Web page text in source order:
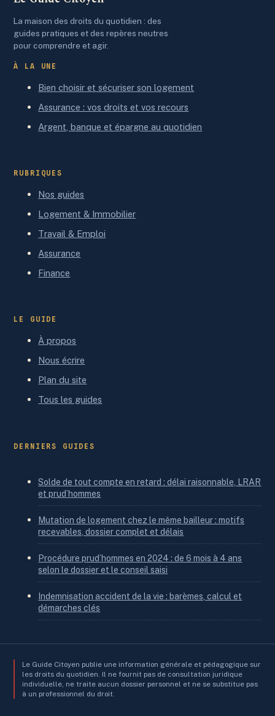
La maison des droits du quotidien : des
guides pratiques et des repères neutres
pour comprendre et agir.
À LA UNE
Bien choisir et sécuriser son logement
Assurance : vos droits et vos recours
Argent, banque et épargne au quotidien
RUBRIQUES
Nos guides
Logement & Immobilier
Travail & Emploi
Assurance
Finance
LE GUIDE
À propos
Nous écrire
Plan du site
Tous les guides
DERNIERS GUIDES
Solde de tout compte en retard : délai raisonnable, LRAR
et prud’hommes
Mutation de logement chez le même bailleur : motifs
recevables, dossier complet et délais
Procédure prud’hommes en 2024 : de 6 mois à 4 ans
selon le dossier et le conseil saisi
Indemnisation accident de la vie : barèmes, calcul et
démarches clés
Le Guide Citoyen publie une information générale et pédagogique sur
les droits du quotidien. Il ne fournit pas de consultation juridique
individuelle, ne traite aucun dossier personnel et ne se substitue pas
à un professionnel du droit.